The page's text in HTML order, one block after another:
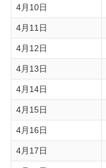
4月10日
4月11日
4月12日
4月13日
4月14日
4月15日
4月16日
4月17日